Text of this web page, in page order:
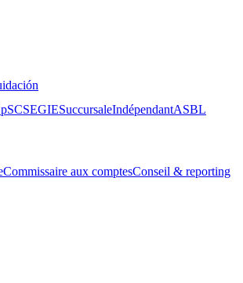
SCSEGIESuccursaleIndépendantASBL
Commissaire aux comptesConseil & reporting